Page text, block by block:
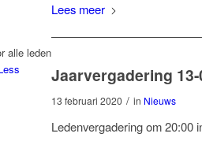
alle leden
Lees meer
Jaarvergadering 13-
13 februari 2020 / in Nieuws
Ledenvergadering om 20:00